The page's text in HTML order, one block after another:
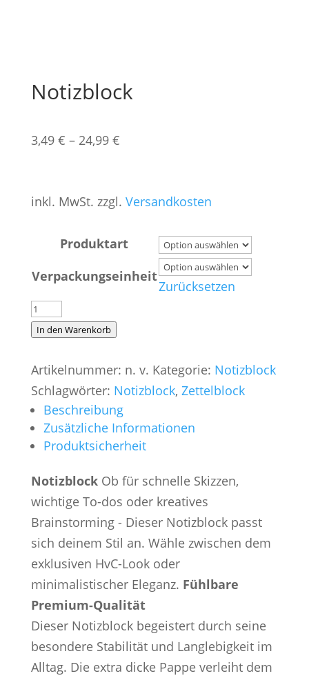
Notizblock
3,49 € – 24,99 €
inkl. MwSt. zzgl. Versandkosten
Produktart
Verpackungseinheit
Zurücksetzen
Notizblock
Menge
In den Warenkorb
Artikelnummer: n. v. Kategorie: Notizblock
Schlagwörter: Notizblock, Zettelblock
Beschreibung
Zusätzliche Informationen
Produktsicherheit
NotizblockOb für schnelle Skizzen,
wichtige To-dos oder kreatives
Brainstorming - Dieser Notizblock passt
sich deinem Stil an. Wähle zwischen dem
exklusiven HvC-Look oder
minimalistischer Eleganz. Fühlbare
Premium-Qualität
Dieser Notizblock begeistert durch seine
besondere Stabilität und Langlebigkeit im
Alltag. Die extra dicke Pappe verleiht dem